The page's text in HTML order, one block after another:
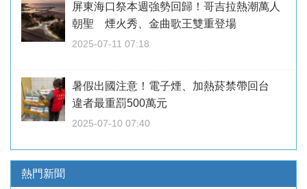
屏東海口祭本週強勢回歸！哥吉拉熱潮萬人
朝聖 煙火秀、金曲歌王雙重登場
2025-07-11 07:18
暑假出國注意！電子煙、加熱菸禁帶回台
違者最重罰500萬元
2025-07-10 07:40
熱門新聞